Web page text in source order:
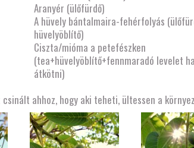
Aranyér (ülőfürdő)
A hüvely bántalmaira-fehérfolyás
hüvelyöblítő)
Ciszta/mióma a petefészken
(tea+hüvelyöblítő+fennmaradó levelet
átkötni)
ahhoz, hogy aki teheti, ültessen a